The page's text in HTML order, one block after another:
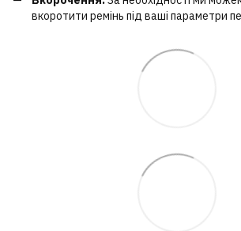
вкоротити ремінь під ваші параметри